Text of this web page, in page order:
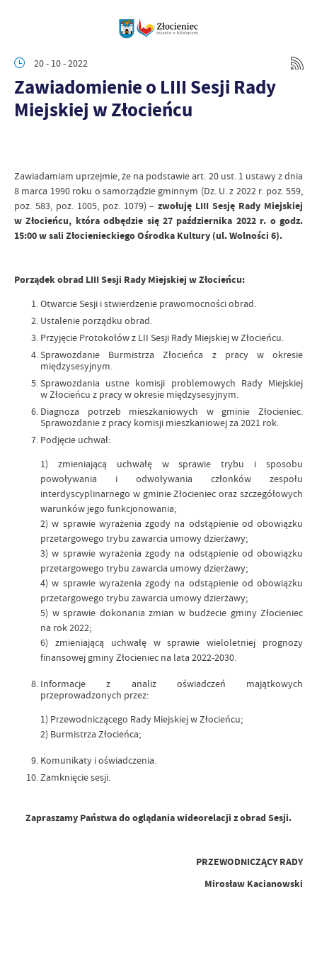
20 - 10 - 2022
Zawiadomienie o LIII Sesji Rady
Miejskiej w Złocieńcu
Zawiadamiam uprzejmie, że na podstawie art. 20 ust. 1 ustawy z dnia
8 marca 1990 roku o samorządzie gminnym (Dz. U. z 2022 r. poz. 559,
poz. 583, poz. 1005, poz. 1079) –zwołuję LIII Sesję Rady Miejskiej
w Złocieńcu, która odbędzie się 27 października 2022 r. o godz.
15:00 w sali Złocienieckiego Ośrodka Kultury (ul. Wolności 6).
Porządek obrad LIII Sesji Rady Miejskiej w Złocieńcu:
Otwarcie Sesji i stwierdzenie prawomocności obrad.
Ustalenie porządku obrad.
Przyjęcie Protokołów z LII Sesji Rady Miejskiej w Złocieńcu.
Sprawozdanie Burmistrza Złocieńca z pracy w okresie
międzysesyjnym.
Sprawozdania ustne komisji problemowych Rady Miejskiej
w Złocieńcu z pracy w okresie międzysesyjnym.
Diagnoza potrzeb mieszkaniowych w gminie Złocieniec.
Sprawozdanie z pracy komisji mieszkaniowej za 2021 rok.
Podjęcie uchwał:
1) zmieniającą uchwałę w sprawie trybu i sposobu
powoływania i odwoływania członków zespołu
interdyscyplinarnego w gminie Złocieniec oraz szczegółowych
warunków jego funkcjonowania;
2) w sprawie wyrażenia zgody na odstąpienie od obowiązku
przetargowego trybu zawarcia umowy dzierżawy;
3) w sprawie wyrażenia zgody na odstąpienie od obowiązku
przetargowego trybu zawarcia umowy dzierżawy;
4) w sprawie wyrażenia zgody na odstąpienie od obowiązku
przetargowego trybu zawarcia umowy dzierżawy;
5) w sprawie dokonania zmian w budżecie gminy Złocieniec
na rok 2022;
6) zmieniającą uchwałę w sprawie wieloletniej prognozy
finansowej gminy Złocieniec na lata 2022-2030.
Informacje z analiz oświadczeń majątkowych
przeprowadzonych przez:
1) Przewodniczącego Rady Miejskiej w Złocieńcu;
2) Burmistrza Złocieńca;
Komunikaty i oświadczenia.
Zamknięcie sesji.
Zapraszamy Państwa do oglądania wideorelacji z obrad Sesji.
PRZEWODNICZĄCY RADY
Mirosław Kacianowski